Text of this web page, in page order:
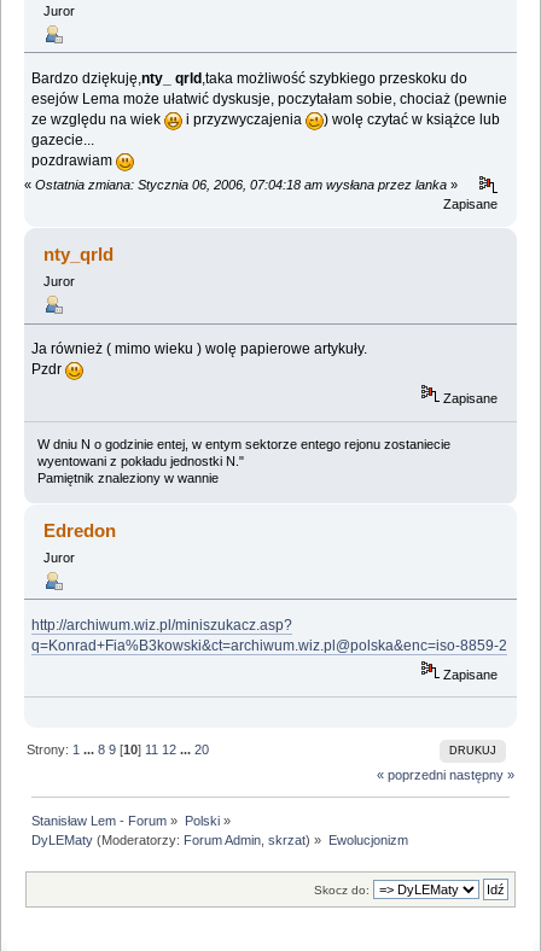
Juror
Bardzo dziękuję,nty_ qrld,taka możliwość szybkiego przeskoku do
esejów Lema może ułatwić dyskusje, poczytałam sobie, chociaż (pewnie
ze względu na wiek
i przyzwyczajenia
) wolę czytać w książce lub
gazecie...
pozdrawiam
« Ostatnia zmiana: Stycznia 06, 2006, 07:04:18 am wysłana przez lanka »
Zapisane
nty_qrld
Juror
Ja również ( mimo wieku ) wolę papierowe artykuły.
Pzdr
Zapisane
W dniu N o godzinie entej, w entym sektorze entego rejonu zostaniecie
wyentowani z pokładu jednostki N."
Pamiętnik znaleziony w wannie
Edredon
Juror
http://archiwum.wiz.pl/miniszukacz.asp?
q=Konrad+Fia%B3kowski&ct=archiwum.wiz.pl@polska&enc=iso-8859-2
Zapisane
DRUKUJ
Strony: 1 ...8 9 [10] 11 12 ...20
« poprzedni następny »
Stanisław Lem - Forum » Polski»
DyLEMaty (Moderatorzy: Forum Admin ,skrzat) » Ewolucjonizm
Skocz do: